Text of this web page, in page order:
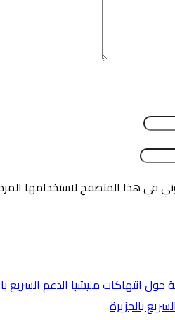
في هذا المتصفح لاستخدامها
بالجزيرة